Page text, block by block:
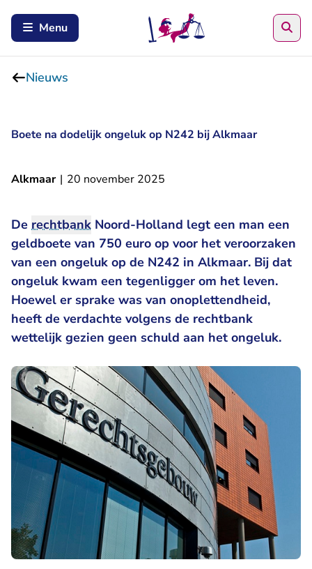
Menu
Nieuws
Boete na dodelijk ongeluk op N242 bij Alkmaar
Alkmaar | 20 november 2025
De rechtbank Noord-Holland legt een man een
geldboete van 750 euro op voor het veroorzaken
van een ongeluk op de N242 in Alkmaar. Bij dat
ongeluk kwam een tegenligger om het leven.
Hoewel er sprake was van onoplettendheid,
heeft de verdachte volgens de rechtbank
wettelijk gezien geen schuld aan het ongeluk.